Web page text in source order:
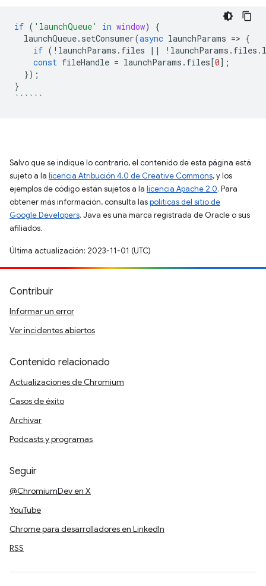
if ( 'launchQueue' in window)
{
launchQueue. setConsumer(async launchParams => {
if ( ! launchParams . files || ! launchParams . files .
const fileHandle = launchParams . files[0];
});
}
``````
Salvo que se indique lo contrario, el contenido de esta página está
sujeto a la licencia Atribución 4.0 de Creative Commons, y los
ejemplos de código están sujetos a la licencia Apache 2.0. Para
obtener más información, consulta laspolíticas del sitio de
Google Developers. Java es una marca registrada de Oracle o sus
afiliados.
Última actualización: 2023-11-01 (UTC)
Contribuir
Informar un error
Ver incidentes abiertos
Contenido relacionado
Actualizaciones de Chromium
Casos de éxito
Archivar
Podcasts y programas
Seguir
@ChromiumDev en X
YouTube
Chrome para desarrolladores en LinkedIn
RSS